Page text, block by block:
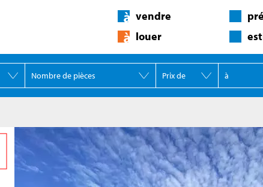
vendre
louer